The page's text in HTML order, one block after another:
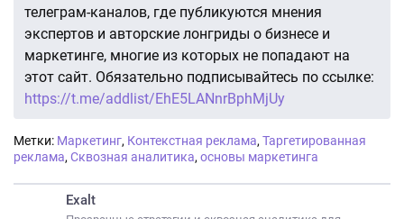
телеграм-каналов, где публикуются мнения
экспертов и авторские лонгриды о бизнесе и
маркетинге, многие из которых не попадают на
этот сайт. Обязательно подписывайтесь по ссылке:
https://t.me/addlist/EhE5LANnrBphMjUy
Метки: Маркетинг, Контекстная реклама, Таргетированная
реклама, Сквозная аналитика, основы маркетинга
Exalt